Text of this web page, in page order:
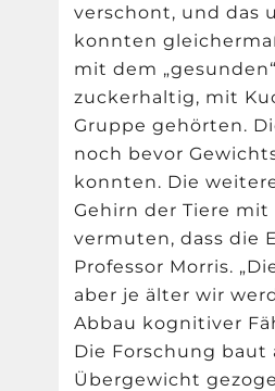
verschont, und das
konnten
mit dem
zuckerhaltig, mit
Gruppe gehörten.
noch bevor
konnten. Die
Gehirn der Tiere
vermuten, dass die
Professor Morris.
aber je älter wir
Abbau kognitiver
Die Forschung baut
Übergewicht